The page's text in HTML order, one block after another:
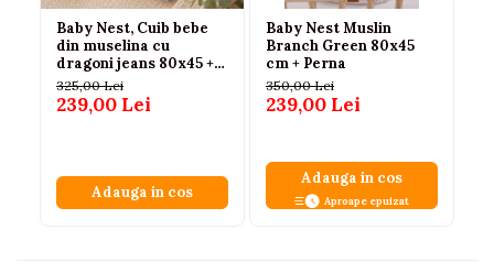
Baby Nest, Cuib bebe
din muselina cu
dragoni jeans 80x45 +
perna 0-6 luni
325,00 Lei
239,00 Lei
Adauga in cos
Baby Nest Muslin
Branch Green 80x45
cm + Perna
350,00 Lei
239,00 Lei
Adauga in cos
Aproape epuizat